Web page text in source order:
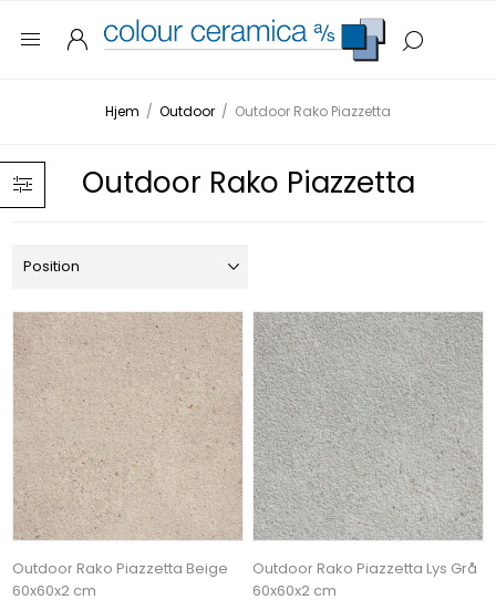
Hjem / Outdoor / Outdoor Rako Piazzetta
Outdoor Rako Piazzetta
Outdoor Rako Piazzetta Beige
60x60x2 cm
Outdoor Rako Piazzetta Lys Grå
60x60x2 cm